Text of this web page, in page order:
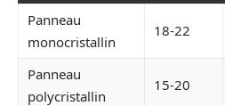
Panneau
monocristallin
18-22
Panneau
polycristallin
15-20